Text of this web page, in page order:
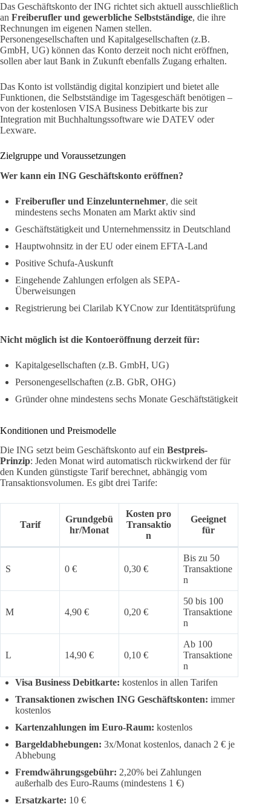
Das Geschäftskonto der ING richtet sich aktuell ausschließlich
an Freiberufler und gewerbliche Selbstständige, die ihre
Rechnungen im eigenen Namen stellen.
Personengesellschaften und Kapitalgesellschaften (z.B.
GmbH, UG) können das Konto derzeit noch nicht eröffnen,
sollen aber laut Bank in Zukunft ebenfalls Zugang erhalten.
Das Konto ist vollständig digital konzipiert und bietet alle
Funktionen, die Selbstständige im Tagesgeschäft benötigen –
von der kostenlosen VISA Business Debitkarte bis zur
Integration mit Buchhaltungssoftware wie DATEV oder
Lexware.
Zielgruppe und Voraussetzungen
Wer kann ein ING Geschäftskonto eröffnen?
Freiberufler und Einzelunternehmer, die seit
mindestens sechs Monaten am Markt aktiv sind
Geschäftstätigkeit und Unternehmenssitz in Deutschland
Hauptwohnsitz in der EU oder einem EFTA-Land
Positive Schufa-Auskunft
Eingehende Zahlungen erfolgen als SEPA-
Überweisungen
Registrierung bei Clarilab KYCnow zur Identitätsprüfung
Nicht möglich ist die Kontoeröffnung derzeit für:
Kapitalgesellschaften (z.B. GmbH, UG)
Personengesellschaften (z.B. GbR, OHG)
Gründer ohne mindestens sechs Monate Geschäftstätigkeit
Konditionen und Preismodelle
Die ING setzt beim Geschäftskonto auf ein Bestpreis-
Prinzip: Jeden Monat wird automatisch rückwirkend der für
den Kunden günstigste Tarif berechnet, abhängig vom
Transaktionsvolumen. Es gibt drei Tarife:
Tarif
Grundgebü
hr/Monat
Kosten pro
Transaktio
n
Geeignet
für
S 0 € 0,30 €
Bis zu 50
Transaktione
n
M 4,90 € 0,20 €
50 bis 100
Transaktione
n
L 14,90 € 0,10 €
Ab 100
Transaktione
n
Visa Business Debitkarte: kostenlos in allen Tarifen
Transaktionen zwischen ING Geschäftskonten: immer
kostenlos
Kartenzahlungen im Euro-Raum: kostenlos
Bargeldabhebungen: 3x/Monat kostenlos, danach 2 € je
Abhebung
Fremdwährungsgebühr: 2,20% bei Zahlungen
außerhalb des Euro-Raums (mindestens 1 €)
Ersatzkarte: 10 €